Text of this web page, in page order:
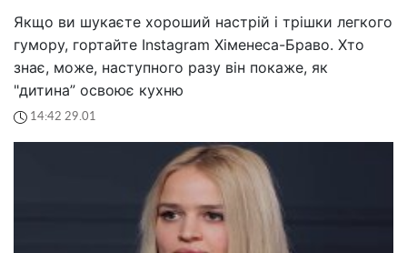
Якщо ви шукаєте хороший настрій і трішки легкого
гумору, гортайте Instagram Хіменеса-Браво. Хто
знає, може, наступного разу він покаже, як
"дитина” освоює кухню
14:42 29.01